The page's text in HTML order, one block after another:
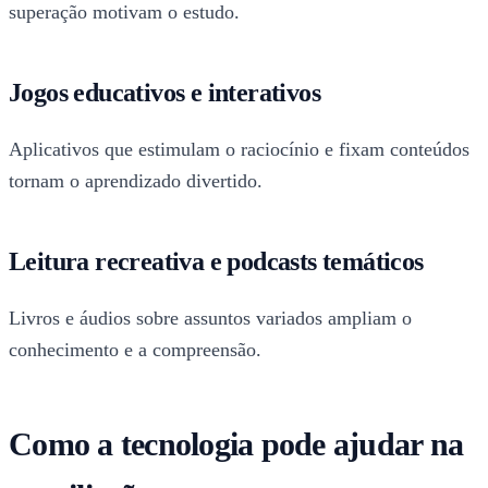
superação motivam o estudo.
Jogos educativos e interativos
Aplicativos que estimulam o raciocínio e fixam conteúdos
tornam o aprendizado divertido.
Leitura recreativa e podcasts temáticos
Livros e áudios sobre assuntos variados ampliam o
conhecimento e a compreensão.
Como a tecnologia pode ajudar na